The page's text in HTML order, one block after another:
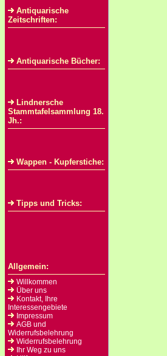
Antiquarische
Zeitschriften:
Antiquarische Bücher:
Lindnersche
Stammtafelsammlung 18.
Jh.:
Wappen - Kupferstiche:
Tipps und Tricks:
Allgemein:
Willkommen
Über uns
Kontakt, Ihre
Interessengebiete
Impressum
AGB und
Widerrufsbelehrung
Widerrufsbelehrung
Ihr Weg zu uns